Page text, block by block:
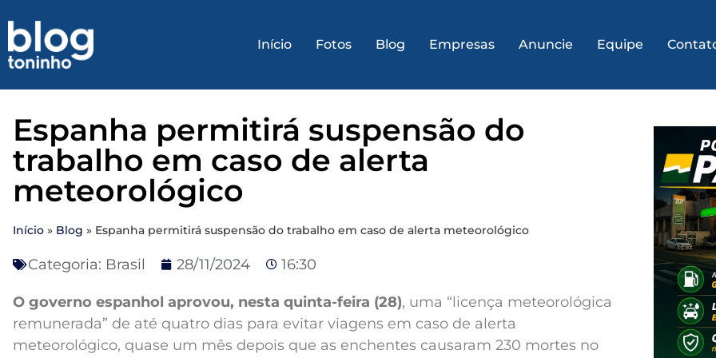
Início Fotos Blog Empresas Anuncie Equipe
Espanha permitirá suspensão do
trabalho em caso de alerta
meteorológico
Início » Blog » Espanha permitirá suspensão do trabalho em caso de alerta meteorológico
Categoria: Brasil 28/11/2024 16:30
O governo espanhol aprovou, nesta quinta-feira (28), uma “licença meteorológica
remunerada” de até quatro dias para evitar viagens em caso de alerta
meteorológico, quase um mês depois que as enchentes causaram 230 mortes no